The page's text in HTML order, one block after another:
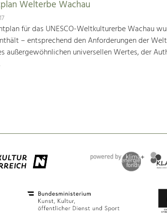
Welterbe Wachau
für das UNESCO-Weltkulturerbe Wachau
– entsprechend den Anforderungen der
außergewöhnlichen universellen Wertes, der